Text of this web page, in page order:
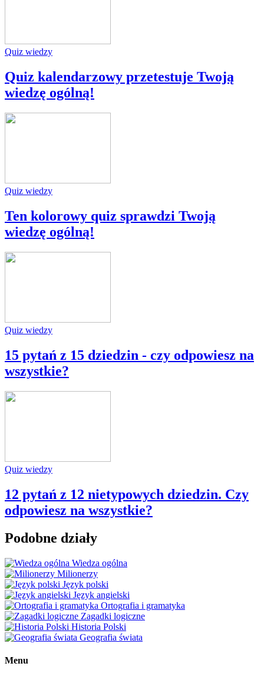
Quiz wiedzy
Quiz kalendarzowy przetestuje Twoją
wiedzę ogólną!
Quiz wiedzy
Ten kolorowy quiz sprawdzi Twoją
wiedzę ogólną!
Quiz wiedzy
15 pytań z 15 dziedzin - czy odpowiesz na
wszystkie?
Quiz wiedzy
12 pytań z 12 nietypowych dziedzin. Czy
odpowiesz na wszystkie?
Podobne działy
Wiedza ogólna
Milionerzy
Język polski
Język angielski
Ortografia i gramatyka
Zagadki logiczne
Historia Polski
Geografia świata
Menu